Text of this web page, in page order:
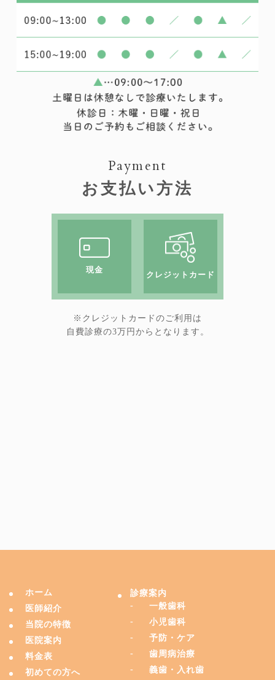
Payment
お支払い方法
現金
クレジットカード
※クレジットカードのご利用は
自費診療の3万円からとなります。
ホーム
医師紹介
当院の特徴
医院案内
料金表
初めての方へ
診療案内
一般歯科
小児歯科
予防・ケア
歯周病治療
義歯・入れ歯